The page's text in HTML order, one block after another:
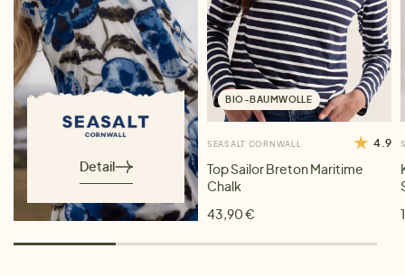
Detail
BIO-BAUMWOLLE
SEASALT CORNWALL 4.9
Top Sailor Breton Maritime
Chalk
43,90 €